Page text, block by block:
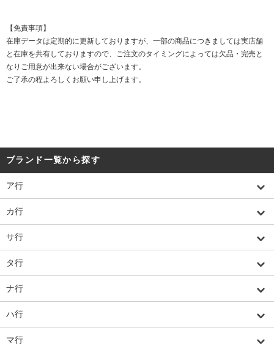
【免責事項】
在庫データは定期的に更新しておりますが、一部の商品につきましては実店舗
と在庫を共有しておりますので、ご注文のタイミングによっては欠品・完売と
なりご用意が出来ない場合がございます。
ご了承の程よろしくお願い申し上げます。
ブランド一覧から探す
ア行
カ行
サ行
タ行
ナ行
ハ行
マ行